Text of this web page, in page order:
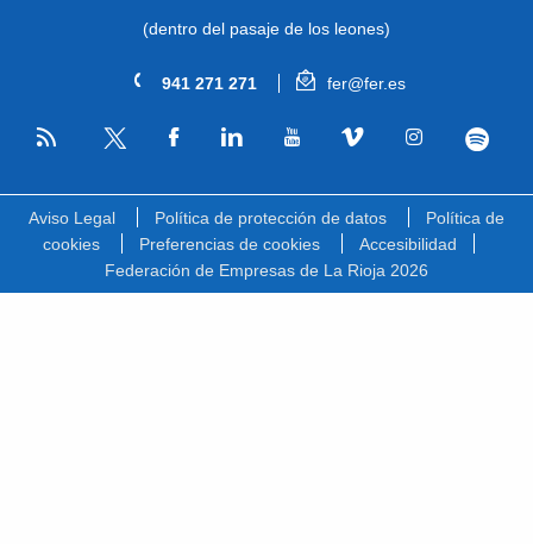
(dentro del pasaje de los leones)
941 271 271 fer@fer.es
RSS
Aviso Legal Política de protección de datos
Política de
cookies
Preferencias de cookies
Accesibilidad
Federación de Empresas de La Rioja 2026